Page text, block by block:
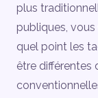
plus
publiques,
quel point les
être différentes